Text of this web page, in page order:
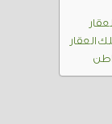
العقار